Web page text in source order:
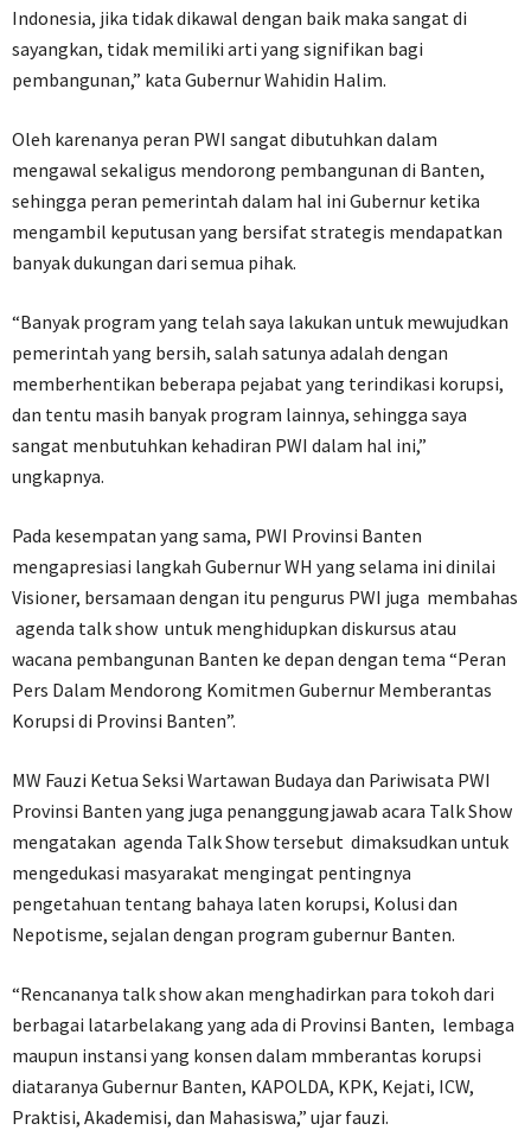
Indonesia, jika tidak dikawal dengan baik maka sangat di
sayangkan, tidak memiliki arti yang signifikan bagi
pembangunan,” kata Gubernur Wahidin Halim.
Oleh karenanya peran PWI sangat dibutuhkan dalam
mengawal sekaligus mendorong pembangunan di Banten,
sehingga peran pemerintah dalam hal ini Gubernur ketika
mengambil keputusan yang bersifat strategis mendapatkan
banyak dukungan dari semua pihak.
“Banyak program yang telah saya lakukan untuk mewujudkan
pemerintah yang bersih, salah satunya adalah dengan
memberhentikan beberapa pejabat yang terindikasi korupsi,
dan tentu masih banyak program lainnya, sehingga saya
sangat menbutuhkan kehadiran PWI dalam hal ini,”
ungkapnya.
Pada kesempatan yang sama, PWI Provinsi Banten
mengapresiasi langkah Gubernur WH yang selama ini dinilai
Visioner, bersamaan dengan itu pengurus PWI juga membahas
agenda talk show untuk menghidupkan diskursus atau
wacana pembangunan Banten ke depan dengan tema “Peran
Pers Dalam Mendorong Komitmen Gubernur Memberantas
Korupsi di Provinsi Banten”.
MW Fauzi Ketua Seksi Wartawan Budaya dan Pariwisata PWI
Provinsi Banten yang juga penanggungjawab acara Talk Show
mengatakan agenda Talk Show tersebut dimaksudkan untuk
mengedukasi masyarakat mengingat pentingnya
pengetahuan tentang bahaya laten korupsi, Kolusi dan
Nepotisme, sejalan dengan program gubernur Banten.
“Rencananya talk show akan menghadirkan para tokoh dari
berbagai latarbelakang yang ada di Provinsi Banten, lembaga
maupun instansi yang konsen dalam mmberantas korupsi
diataranya Gubernur Banten, KAPOLDA, KPK, Kejati, ICW,
Praktisi, Akademisi, dan Mahasiswa,” ujar fauzi.